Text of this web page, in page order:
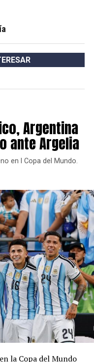
Argentina
ante Argelia
en l Copa del Mundo.
la Copa del Mundo